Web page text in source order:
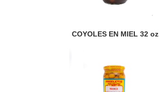
COYOLES EN MIEL 32 oz